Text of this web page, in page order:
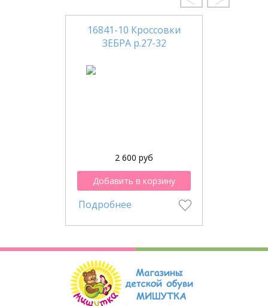
16841-10 Кроссовки
ЗЕБРА р.27-32
2 600 руб
Добавить в корзину
Подробнее